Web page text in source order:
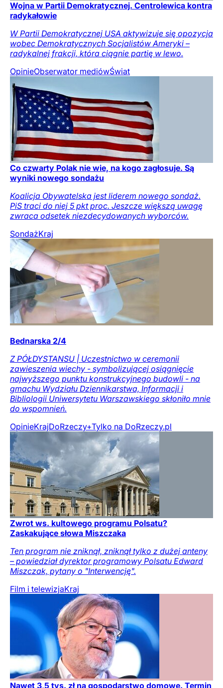
Wojna w Partii Demokratycznej. Centrolewica kontra
radykałowie
W Partii Demokratycznej USA aktywizuje się opozycja
wobec Demokratycznych Socjalistów Ameryki –
radykalnej frakcji, która ciągnie partię w lewo.
OpinieObserwator mediówŚwiat
Co czwarty Polak nie wie, na kogo zagłosuje. Są
wyniki nowego sondażu
Koalicja Obywatelska jest liderem nowego sondaż.
PiS traci do niej 5 pkt proc. Jeszcze większą uwagę
zwraca odsetek niezdecydowanych wyborców.
SondażKraj
Bednarska 2/4
Z PÓŁDYSTANSU | Uczestnictwo w ceremonii
zawieszenia wiechy - symbolizującej osiągnięcie
najwyższego punktu konstrukcyjnego budowli - na
gmachu Wydziału Dziennikarstwa, Informacji i
Bibliologii Uniwersytetu Warszawskiego skłoniło mnie
do wspomnień.
OpinieKrajDoRzeczy+Tylko na DoRzeczy.pl
Zwrot ws. kultowego programu Polsatu?
Zaskakujące słowa Miszczaka
Ten program nie zniknął, zniknął tylko z dużej anteny
– powiedział dyrektor programowy Polsatu Edward
Miszczak, pytany o "Interwencję".
Film i telewizjaKraj
Nawet 3,5 tys. zł na gospodarstwo domowe. Termin